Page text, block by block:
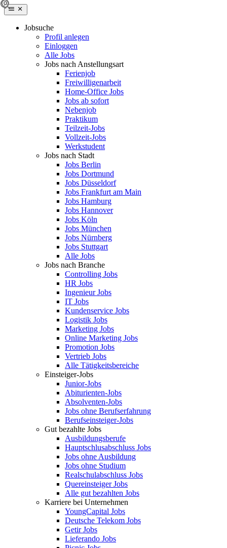
Jobsuche
Profil anlegen
Einloggen
Alle Jobs
Jobs nach Anstellungsart
Ferienjob
Freiwilligenarbeit
Home-Office Jobs
Jobs ab sofort
Nebenjob
Praktikum
Teilzeit-Jobs
Vollzeit-Jobs
Werkstudent
Jobs nach Stadt
Jobs Berlin
Jobs Dortmund
Jobs Düsseldorf
Jobs Frankfurt am Main
Jobs Hamburg
Jobs Hannover
Jobs Köln
Jobs München
Jobs Nürnberg
Jobs Stuttgart
Alle Jobs
Jobs nach Branche
Controlling Jobs
HR Jobs
Ingenieur Jobs
IT Jobs
Kundenservice Jobs
Logistik Jobs
Marketing Jobs
Online Marketing Jobs
Promotion Jobs
Vertrieb Jobs
Alle Tätigkeitsbereiche
Einsteiger-Jobs
Junior-Jobs
Abiturienten-Jobs
Absolventen-Jobs
Jobs ohne Berufserfahrung
Berufseinsteiger-Jobs
Gut bezahlte Jobs
Ausbildungsberufe
Hauptschlusabschluss Jobs
Jobs ohne Ausbildung
Jobs ohne Studium
Realschulabschluss Jobs
Quereinsteiger Jobs
Alle gut bezahlten Jobs
Karriere bei Unternehmen
YoungCapital Jobs
Deutsche Telekom Jobs
Getir Jobs
Lieferando Jobs